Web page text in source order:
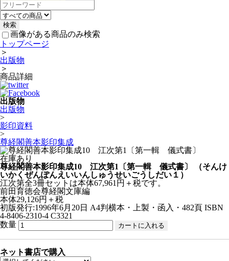
画像がある商品のみ検索
トップページ
＞
出版物
＞
商品詳細
出版物
出版物
>
影印資料
>
尊経閣善本影印集成
在庫あり
尊経閣善本影印集成10 江次第1〔第一輯 儀式書〕
（そんけ
いかくぜんぽんえいいんしゅうせいごうしだい１）
江次第全3冊セットは本体67,961円＋税です。
前田育徳会尊経閣文庫編
本体29,126円＋税
初版発行:1996年6月20日 A4判横本・上製・函入・482頁 ISBN
4-8406-2310-4 C3321
数量
ネット書店で購入